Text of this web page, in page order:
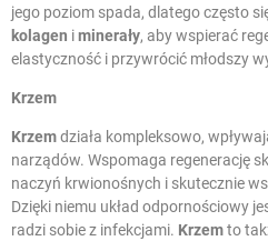
jego poziom spada, dlatego często
kolagen iminerały, aby wspierać
elastyczność i przywrócić młodszy
Krzem
Krzemdziała kompleksowo,
narządów. Wspomaga regenerację
naczyń krwionośnych i skutecznie
Dzięki niemu układ odpornościowy
radzi sobie z infekcjami. Krzemto